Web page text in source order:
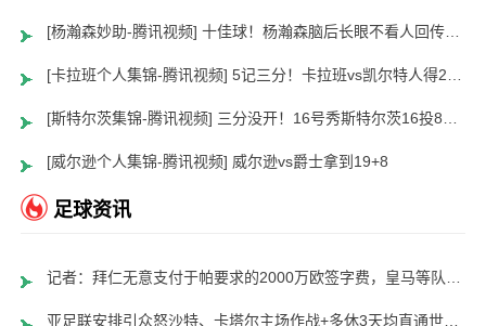
[杨瀚森妙助-腾讯视频] 十佳球！杨瀚森脑后长眼不看人回传助队友暴扣
[卡拉班个人集锦-腾讯视频] 5记三分！卡拉班vs凯尔特人得21+8
[斯特尔茨集锦-腾讯视频] 三分没开！16号秀斯特尔茨16投8中&三分8中2得到22分2板6助
[威尔逊个人集锦-腾讯视频] 威尔逊vs爵士拿到19+8
足球资讯
记者：拜仁无意支付于帕要求的2000万欧签字费，皇马等队愿意支付
亚足联安排引众怒沙特、卡塔尔主场作战+多休3天均直通世界杯